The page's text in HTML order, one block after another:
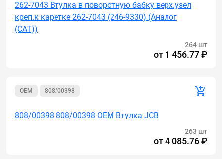
262-7043 Втулка в поворотную бабку верх.узел
креп.к каретке 262-7043 (246-9330) (Аналог
(САТ))
264 шт
от 1 456.77 ₽
OEM 808/00398
808/00398 808/00398 OEM Втулка JCB
263 шт
от4 085.76 ₽